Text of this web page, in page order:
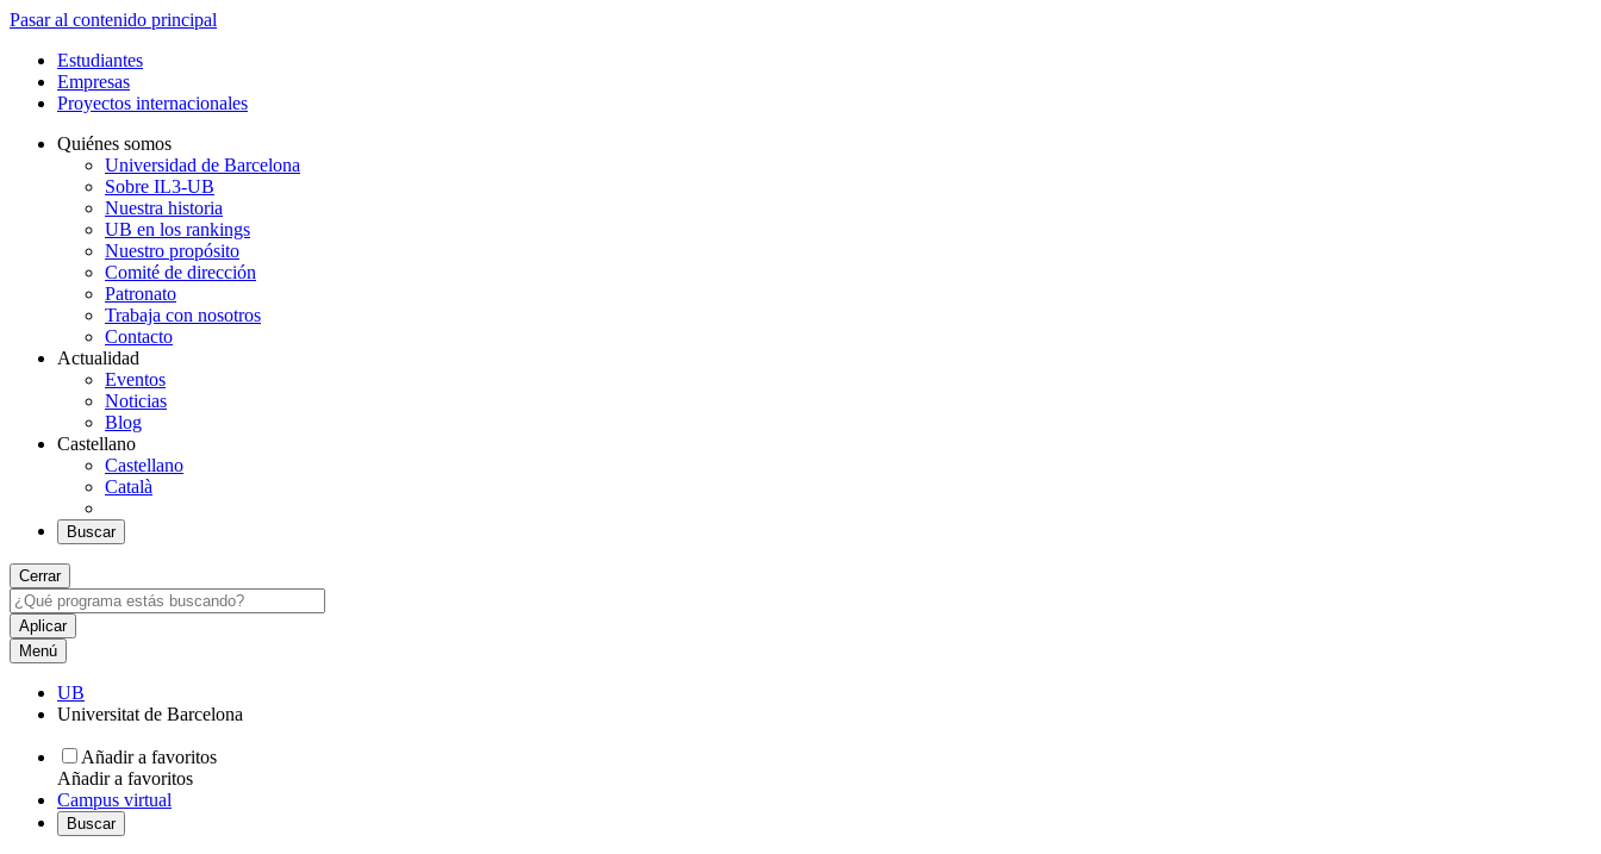
Pasar al contenido principal
Estudiantes
Empresas
Proyectos internacionales
Quiénes somos
Universidad de Barcelona
Sobre IL3-UB
Nuestra historia
UB en los rankings
Nuestro propósito
Comité de dirección
Patronato
Trabaja con nosotros
Contacto
Actualidad
Eventos
Noticias
Blog
Castellano
Castellano
Català
Buscar
Cerrar
Menú
UB
Universitat de Barcelona
Añadir a favoritos
Añadir a favoritos
Campus virtual
Buscar